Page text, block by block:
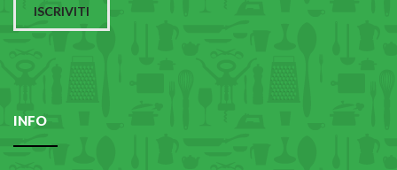
ISCRIVITI
INFO